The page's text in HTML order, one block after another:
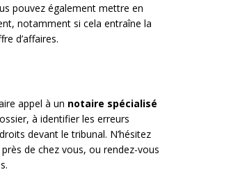
pouvez également mettre en
notamment si cela entraîne la
d’affaires.
appel à un notaire spécialisé
à identifier les erreurs
devant le tribunal. N’hésitez
de chez vous, ou rendez-vous